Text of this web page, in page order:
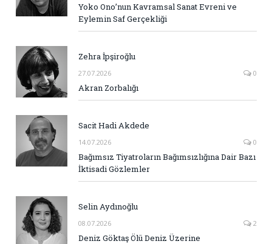
Yoko Ono’nun Kavramsal Sanat Evreni ve
Eylemin Saf Gerçekliği
Zehra İpşiroğlu
27.07.2026 0
Akran Zorbalığı
Sacit Hadi Akdede
14.07.2026 0
Bağımsız Tiyatroların Bağımsızlığına Dair Bazı
İktisadi Gözlemler
Selin Aydınoğlu
08.07.2026 2
Deniz Göktaş Ölü Deniz Üzerine